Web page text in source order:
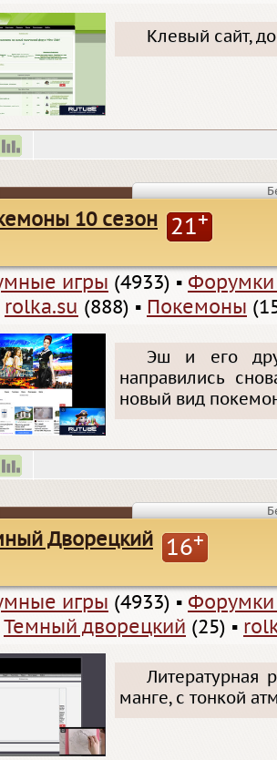
Клевый сайт,
10 сезон 21+
игры (4933) ▪
rolka.su (888) ▪ Покемоны
Эш и его
направились
новый вид
Дворецкий 16+
игры (4933) ▪
Темный дворецкий (25) ▪
Литературная
манге, с тонкой